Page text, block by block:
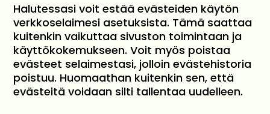
Halutessasi voit estää evästeiden käytön
verkkoselaimesi asetuksista. Tämä saattaa
kuitenkin vaikuttaa sivuston toimintaan ja
käyttökokemukseen. Voit myös poistaa
evästeet selaimestasi, jolloin evästehistoria
poistuu. Huomaathan kuitenkin sen, että
evästeitä voidaan silti tallentaa uudelleen.